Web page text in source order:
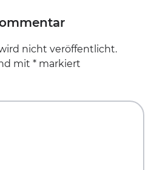
nicht veröffentlicht.
mit * markiert